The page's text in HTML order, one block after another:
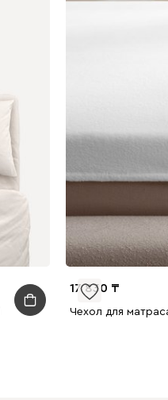
17 830
Чехол для